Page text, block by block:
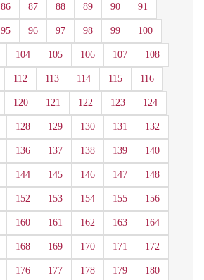
86 87 88 89 90 91
95 96 97 98 99 100
104 105 106 107 108
112 113 114 115 116
120 121 122 123 124
128 129 130 131 132
136 137 138 139 140
144 145 146 147 148
152 153 154 155 156
160 161 162 163 164
168 169 170 171 172
176 177 178 179 180